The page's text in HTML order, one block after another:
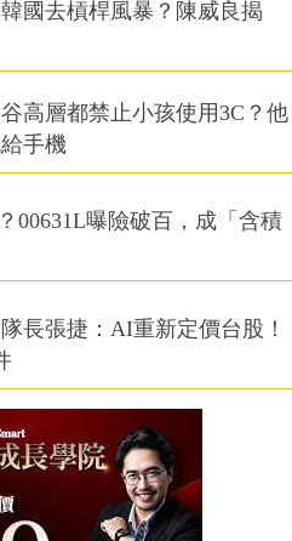
國去槓桿風暴？陳威良揭
高層都禁止小孩使用3C？他
手機
00631L曝險破百，成「含積
長張捷：AI重新定價台股！